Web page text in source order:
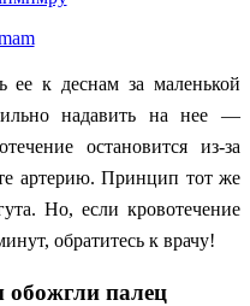
ее к деснам за маленькой
надавить на нее —
остановится из-за
артерию. Принцип тот же
Но, если кровотечение
обратитесь к врачу!
обожгли палец